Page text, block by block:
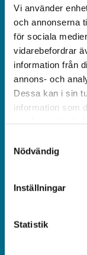
Vi använder
och annonserna
för sociala
vidarebefordrar
information från
annons- och
Dessa kan i sin
information som
Nödvändig
Inställningar
Statistik
Världen idag
och obunden
Ansvarig
Jonas
018-430 40
018-430 40 50